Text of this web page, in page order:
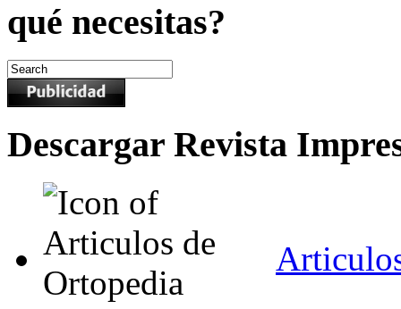
qué necesitas?
Descargar Revista